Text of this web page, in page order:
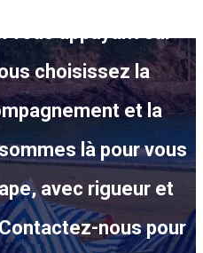
choisissez la
et la
là pour vous
avec rigueur et
nous pour